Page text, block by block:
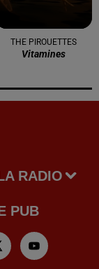
THE PIROUETTES
Vitamines
RADIO
PUB